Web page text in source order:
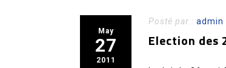
May
27
2011
Posté par : admin
Election des